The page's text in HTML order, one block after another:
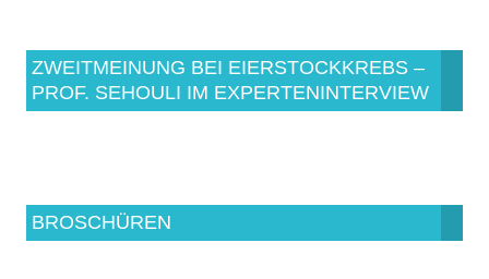
ZWEITMEINUNG BEI EIERSTOCKKREBS –
PROF. SEHOULI IM EXPERTENINTERVIEW
BROSCHÜREN